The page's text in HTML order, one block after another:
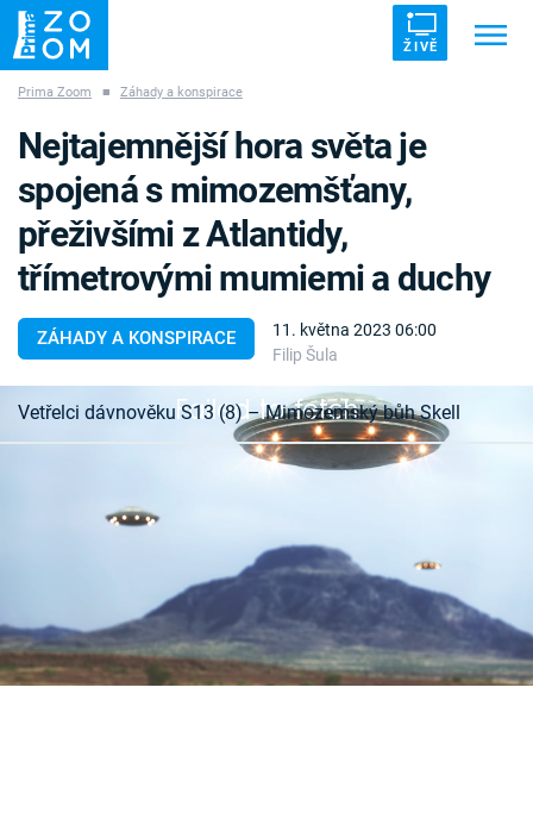
ŽIVĚ
ZÁHADY VETŘELCI DÁVNOVĚKU
Témata
Témata
Pořady
Sledujte prima+
Přihlášení
Prima Zoom ■ Záhady a konspirace
ZÁHADY A KONSPIRACE
11. května 2023 06:00
Filip Šula
Nejtajemnější hora světa je
spojená s mimozemšťany,
přeživšími z Atlantidy,
třímetrovými mumiemi a duchy
Failed to fetch
Vetřelci dávnověku S13 (8) – Mimozemský bůh Skell
Kalifornii je duchovně významným místem,
opředeným několika bizarními legendami.